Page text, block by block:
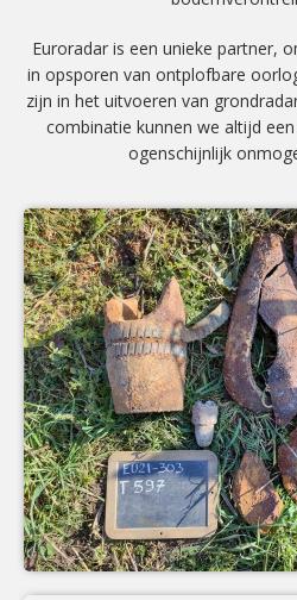
Euroradar is een unieke partner,
in opsporen van ontplofbare
zijn in het uitvoeren van
combinatie kunnen we altijd
ogenschijnlijk